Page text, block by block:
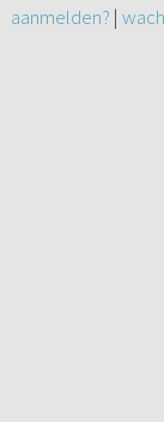
aanmelden? |